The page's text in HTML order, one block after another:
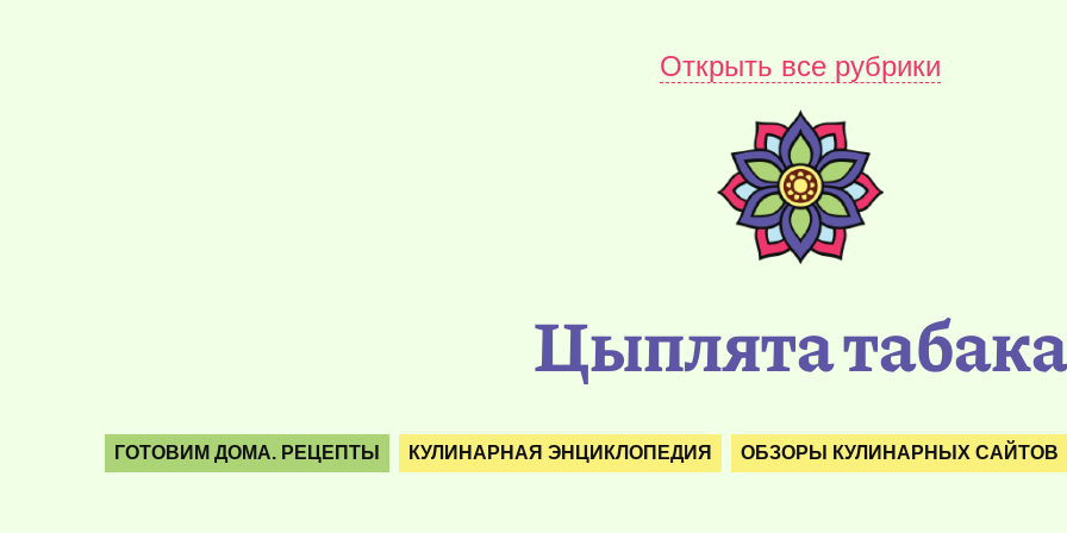
Открыть все рубрики
Цыплята табака
ГОТОВИМ ДОМА. РЕЦЕПТЫ КУЛИНАРНАЯ ЭНЦИКЛОПЕДИЯ ОБЗОРЫ КУЛИНАРНЫХ САЙТОВ